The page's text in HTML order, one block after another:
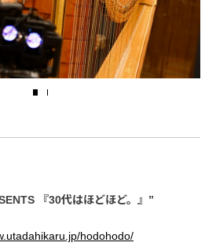
『30代はほどほど。』”
hodohodo/